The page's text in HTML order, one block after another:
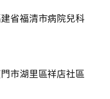
福清市病院兒科
湖里區祥店社區